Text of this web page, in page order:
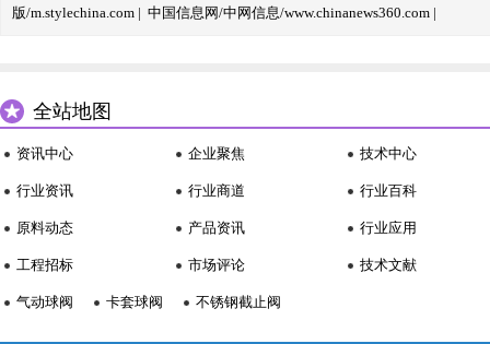
版/m.stylechina.com | 中国信息网/中网信息/www.chinanews360.com |
全站地图
资讯中心
行业资讯
原料动态
工程招标
企业聚焦
行业商道
产品资讯
市场评论
技术中心
行业百科
行业应用
技术文献
气动球阀 卡套球阀 不锈钢截止阀